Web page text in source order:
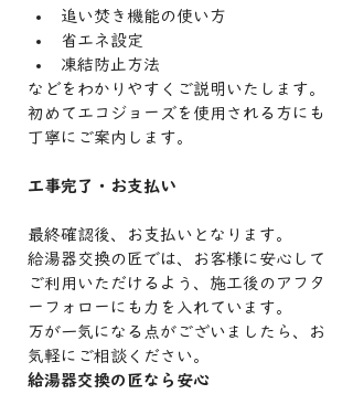
追い焚き機能の使い方
省エネ設定
凍結防止方法
などをわかりやすくご説明いたします。
初めてエコジョーズを使用される方にも
丁寧にご案内します。
工事完了・お支払い
最終確認後、お支払いとなります。
給湯器交換の匠では、お客様に安心して
ご利用いただけるよう、施工後のアフタ
ーフォローにも力を入れています。
万が一気になる点がございましたら、お
気軽にご相談ください。
給湯器交換の匠なら安心